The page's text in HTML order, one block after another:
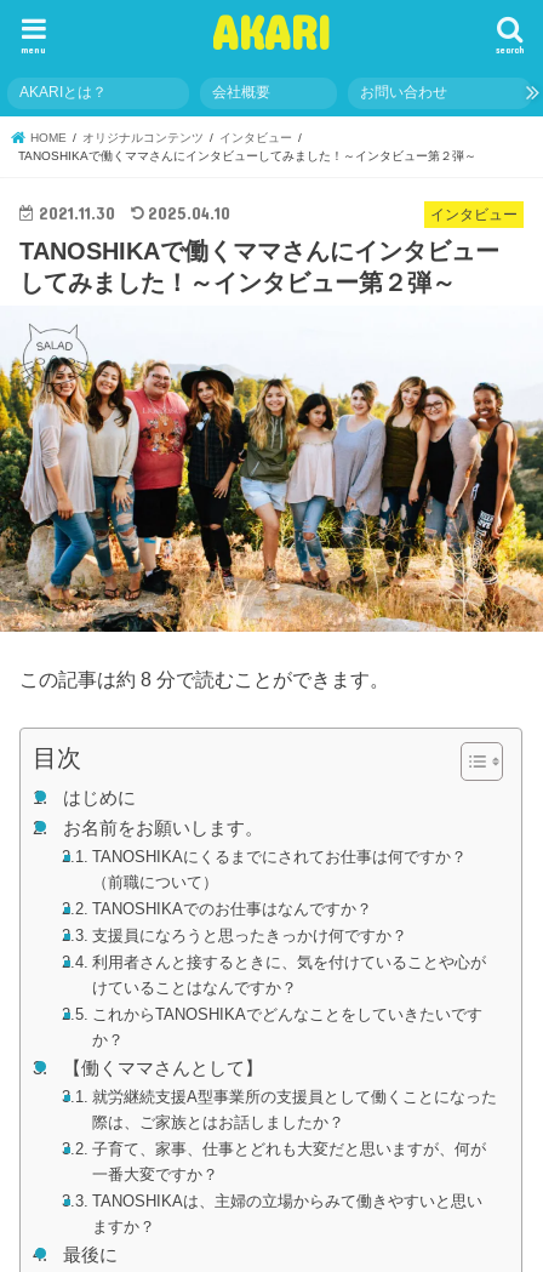
AKARI search
menu
AKARIとは？ 会社概要 お問い合わせ
HOME オリジナルコンテンツ
インタビュー
TANOSHIKAで働くママさんにインタビューしてみました！～インタビュー第２弾～
インタビュー
2021.11.30 2025.04.10
TANOSHIKAで働くママさんにインタビュー
してみました！～インタビュー第２弾～
この記事は約 8 分で読むことができます。
目次
はじめに
お名前をお願いします。
TANOSHIKAにくるまでにされてお仕事は何ですか？
（前職について）
TANOSHIKAでのお仕事はなんですか？
支援員になろうと思ったきっかけ何ですか？
利用者さんと接するときに、気を付けていることや心が
けていることはなんですか？
これからTANOSHIKAでどんなことをしていきたいです
か？
【働くママさんとして】
就労継続支援A型事業所の支援員として働くことになった
際は、ご家族とはお話しましたか？
子育て、家事、仕事とどれも大変だと思いますが、何が
一番大変ですか？
TANOSHIKAは、主婦の立場からみて働きやすいと思い
ますか？
最後に